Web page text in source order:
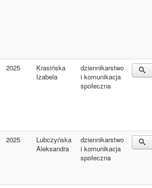
2025
Krasińska
Izabela
dziennikarstwo
i komunikacja
społeczna
2025
Lubczyńska
Aleksandra
dziennikarstwo
i komunikacja
społeczna